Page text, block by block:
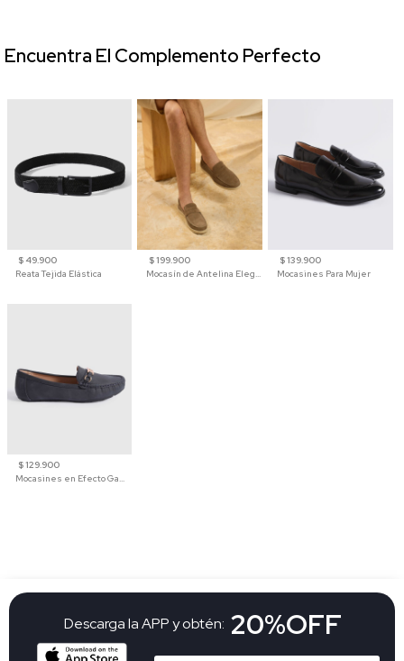
$ 49.900
Reata Tejida Elástica
$ 199.900
Mocasín de Antelina Elegante con Suela de Contraste Para Hombre
$ 139.900
Mocasines Para Mujer
$ 129.900
Mocasines en Efecto Gamuzado Para Mujer
Encuentra El Complemento Perfecto
Descarga la APP y obtén: 20%OFF